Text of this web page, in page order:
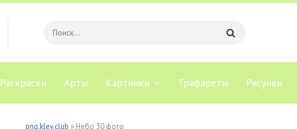
Раскраски Арты Картинки Трафареты Рисунки
png.klev.club » Небо 30 фото